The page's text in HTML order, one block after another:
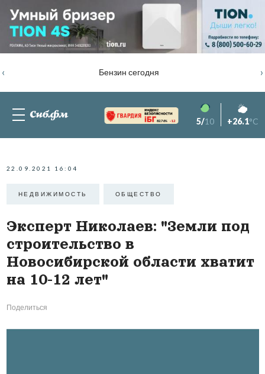
Бензин сегодня
‹ ›
82.76% -1.2 5/10 +26.1°C
22.09.2021 16:04
НЕДВИЖИМОСТЬ ОБЩЕСТВО
Эксперт Николаев: "Земли под
строительство в
Новосибирской области хватит
на 10-12 лет"
Поделиться